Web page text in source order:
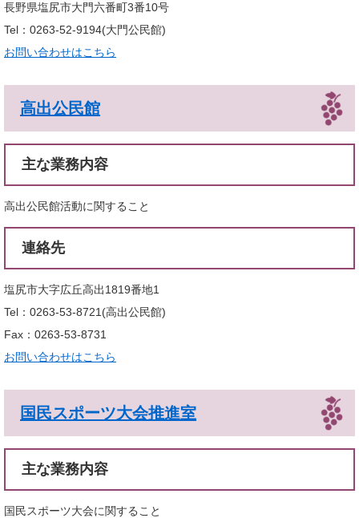
長野県塩尻市大門六番町3番10号
Tel：0263-52-9194 大門公民館
お問い合わせはこちら
高出公民館
主な業務内容
高出公民館活動に関すること
連絡先
塩尻市大字広丘高出1819番地1
Tel：0263-53-8721 高出公民館
Fax：0263-53-8731
お問い合わせはこちら
国民スポーツ大会推進室
主な業務内容
国民スポーツ大会に関すること